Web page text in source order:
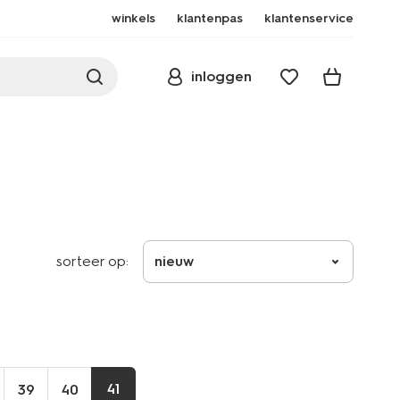
winkels klantenpas klantenservice
inloggen
sorteer op: nieuw
39 40 41